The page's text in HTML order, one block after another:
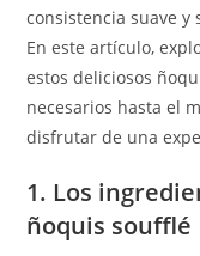
consistencia suave
En este artículo,
estos deliciosos
necesarios hasta el
disfrutar de una
1. Los
ñoquis soufflé